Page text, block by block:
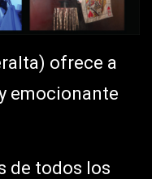
ofrece a
emocionante
de todos los